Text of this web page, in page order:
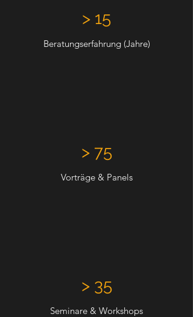
> 15
Beratungserfahrung (Jahre)
> 75
Vorträge & Panels
> 35
Seminare & Workshops